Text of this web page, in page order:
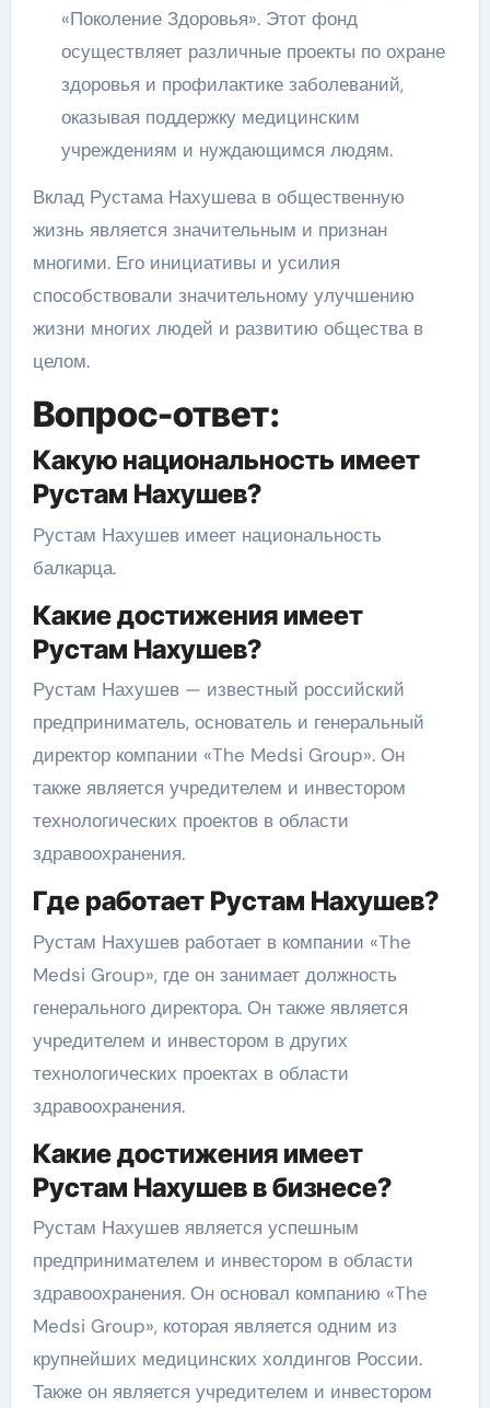
«Поколение Здоровья». Этот фонд
осуществляет различные проекты по охране
здоровья и профилактике заболеваний,
оказывая поддержку медицинским
учреждениям и нуждающимся людям.
Вклад Рустама Нахушева в общественную
жизнь является значительным и признан
многими. Его инициативы и усилия
способствовали значительному улучшению
жизни многих людей и развитию общества в
целом.
Вопрос-ответ:
Какую национальность имеет
Рустам Нахушев?
Рустам Нахушев имеет национальность
балкарца.
Какие достижения имеет
Рустам Нахушев?
Рустам Нахушев — известный российский
предприниматель, основатель и генеральный
директор компании «The Medsi Group». Он
также является учредителем и инвестором
технологических проектов в области
здравоохранения.
Где работает Рустам Нахушев?
Рустам Нахушев работает в компании «The
Medsi Group», где он занимает должность
генерального директора. Он также является
учредителем и инвестором в других
технологических проектах в области
здравоохранения.
Какие достижения имеет
Рустам Нахушев в бизнесе?
Рустам Нахушев является успешным
предпринимателем и инвестором в области
здравоохранения. Он основал компанию «The
Medsi Group», которая является одним из
крупнейших медицинских холдингов России.
Также он является учредителем и инвестором